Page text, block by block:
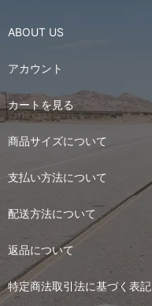
ABOUT US
アカウント
カートを見る
商品サイズについて
支払い方法について
配送方法について
返品について
特定商法取引法に基づく表記